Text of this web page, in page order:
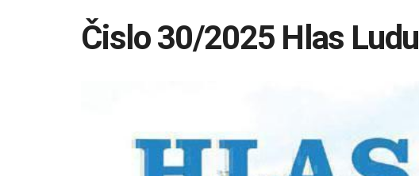
Čislo 30/2025 Hlas Ludu